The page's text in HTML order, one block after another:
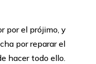
por el prójimo, y
por reparar el
hacer todo ello.